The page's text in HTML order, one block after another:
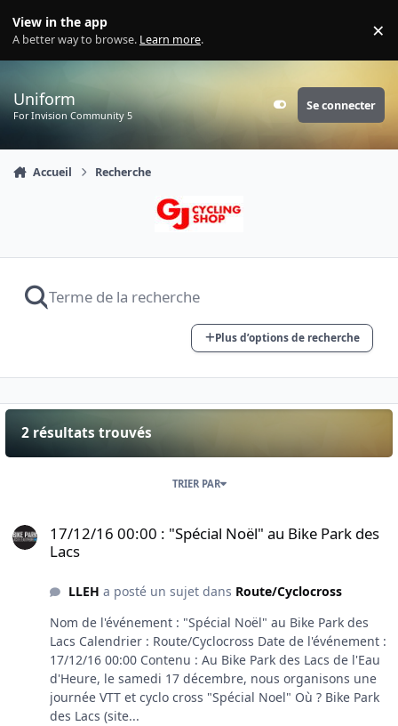
View in the app
A better way to browse. Learn more. ×
Uniform
For Invision Community 5 Customizer
Se connecter
Accueil Recherche
Plus d’options de recherche
2 résultats trouvés
TRIER PAR
17/12/16 00:00 : "Spécial Noël" au Bike Park des
Lacs
LLEH a posté un sujet dans Route/Cyclocross
Nom de l'événement : "Spécial Noël" au Bike Park des
Lacs Calendrier : Route/Cyclocross Date de l'événement :
17/12/16 00:00 Contenu : Au Bike Park des Lacs de l'Eau
d'Heure, le samedi 17 décembre, nous organisons une
journée VTT et cyclo cross "Spécial Noel" Où ? Bike Park
des Lacs (site...